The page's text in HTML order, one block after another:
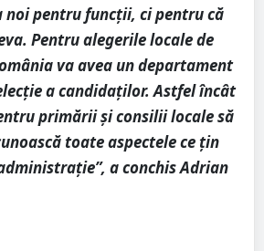
noi pentru funcții, ci pentru că
Pentru alegerile locale de
va avea un departament
a candidaților. Astfel încât
primării și consilii locale să
toate aspectele ce țin
a conchis Adrian